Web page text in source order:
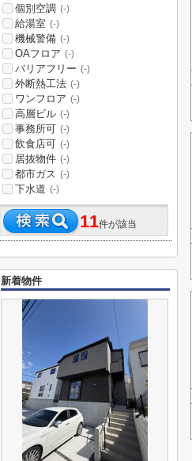
個別空調 (-)
給湯室 (-)
機械警備 (-)
OAフロア (-)
バリアフリー (-)
外断熱工法 (-)
ワンフロア (-)
高層ビル (-)
事務所可 (-)
飲食店可 (-)
居抜物件 (-)
都市ガス (-)
下水道 (-)
11件が該当
新着物件